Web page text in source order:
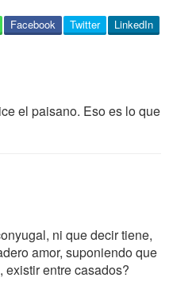
LinkedIn
Twitter
Facebook
el paisano. Eso es lo que
ni que decir tiene,
amor, suponiendo que
existir entre casados?